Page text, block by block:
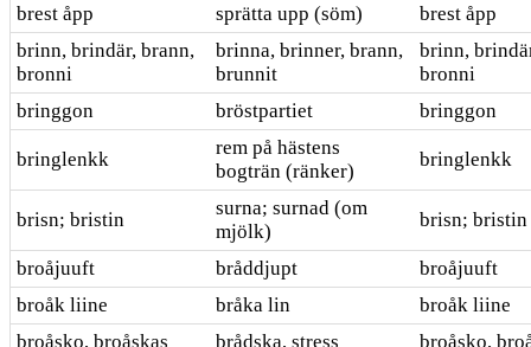
brest åpp
sprätta upp (söm)
brest åpp
brinn, brindär, brann,
bronni
brinna, brinner, brann,
brunnit
brinn,
bronni
bringgon
bröstpartiet bringgon
bringlenkk
rem på hästens
bogträn (ränker)
bringlenkk
brisn; bristin
surna; surnad (om
mjölk)
brisn; bristin
broåjuuft bråddjupt
broåjuuft
broåk liine
bråka lin
broåk liine
broåsko, broåskas
brådska, stress broåsko,